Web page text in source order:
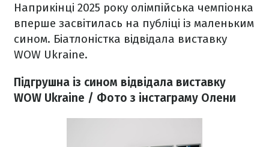
Наприкінці 2025 року олімпійська чемпіонка
вперше засвітилась на публіці із маленьким
сином. Біатлоністка відвідала виставку
WOW Ukraine.
Підгрушна із сином відвідала виставку
WOW Ukraine / Фото з інстаграму Олени